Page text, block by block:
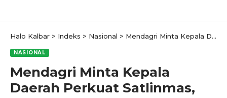
Halo Kalbar > Indeks > Nasional > Mendagri Minta Kepala Daerah Perkuat Satlinmas, Jaga Situasi Kondusif di Daerah
NASIONAL
Mendagri Minta Kepala
Daerah Perkuat Satlinmas,